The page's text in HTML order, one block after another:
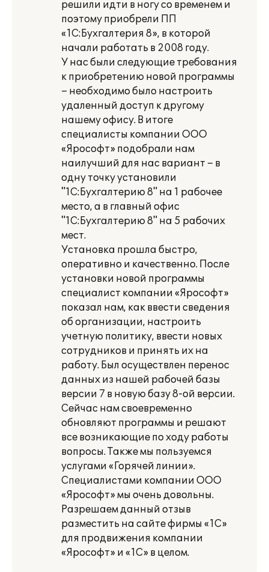
решили идти в ногу со временем и
поэтому приобрели ПП
«1С:Бухгалтерия 8», в которой
начали работать в 2008 году.
У нас были следующие требования
к приобретению новой программы
– необходимо было настроить
удаленный доступ к другому
нашему офису. В итоге
специалисты компании ООО
«Ярософт» подобрали нам
наилучший для нас вариант – в
одну точку установили
"1С:Бухгалтерию 8" на 1 рабочее
место, а в главный офис
"1С:Бухгалтерию 8" на 5 рабочих
мест.
Установка прошла быстро,
оперативно и качественно. После
установки новой программы
специалист компании «Ярософт»
показал нам, как ввести сведения
об организации, настроить
учетную политику, ввести новых
сотрудников и принять их на
работу. Был осуществлен перенос
данных из нашей рабочей базы
версии 7 в новую базу 8-ой версии.
Сейчас нам своевременно
обновляют программы и решают
все возникающие по ходу работы
вопросы. Также мы пользуемся
услугами «Горячей линии».
Специалистами компании ООО
«Ярософт» мы очень довольны.
Разрешаем данный отзыв
разместить на сайте фирмы «1С»
для продвижения компании
«Ярософт» и «1С» в целом.